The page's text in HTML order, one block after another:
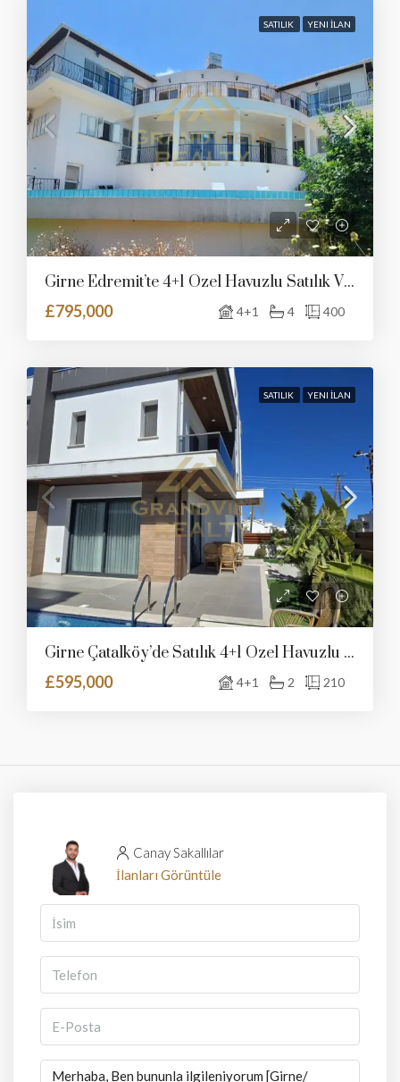
SATILIK YENI İLAN
Girne Edremit’te 4+1 Özel Havuzlu Satılık Villa
£795,000
4+1 4 400
SATILIK YENI İLAN
Girne Çatalköy’de Satılık 4+1 Özel Havuzlu Villa
£595,000
4+1 2 210
Canay Sakallılar
İlanları Görüntüle